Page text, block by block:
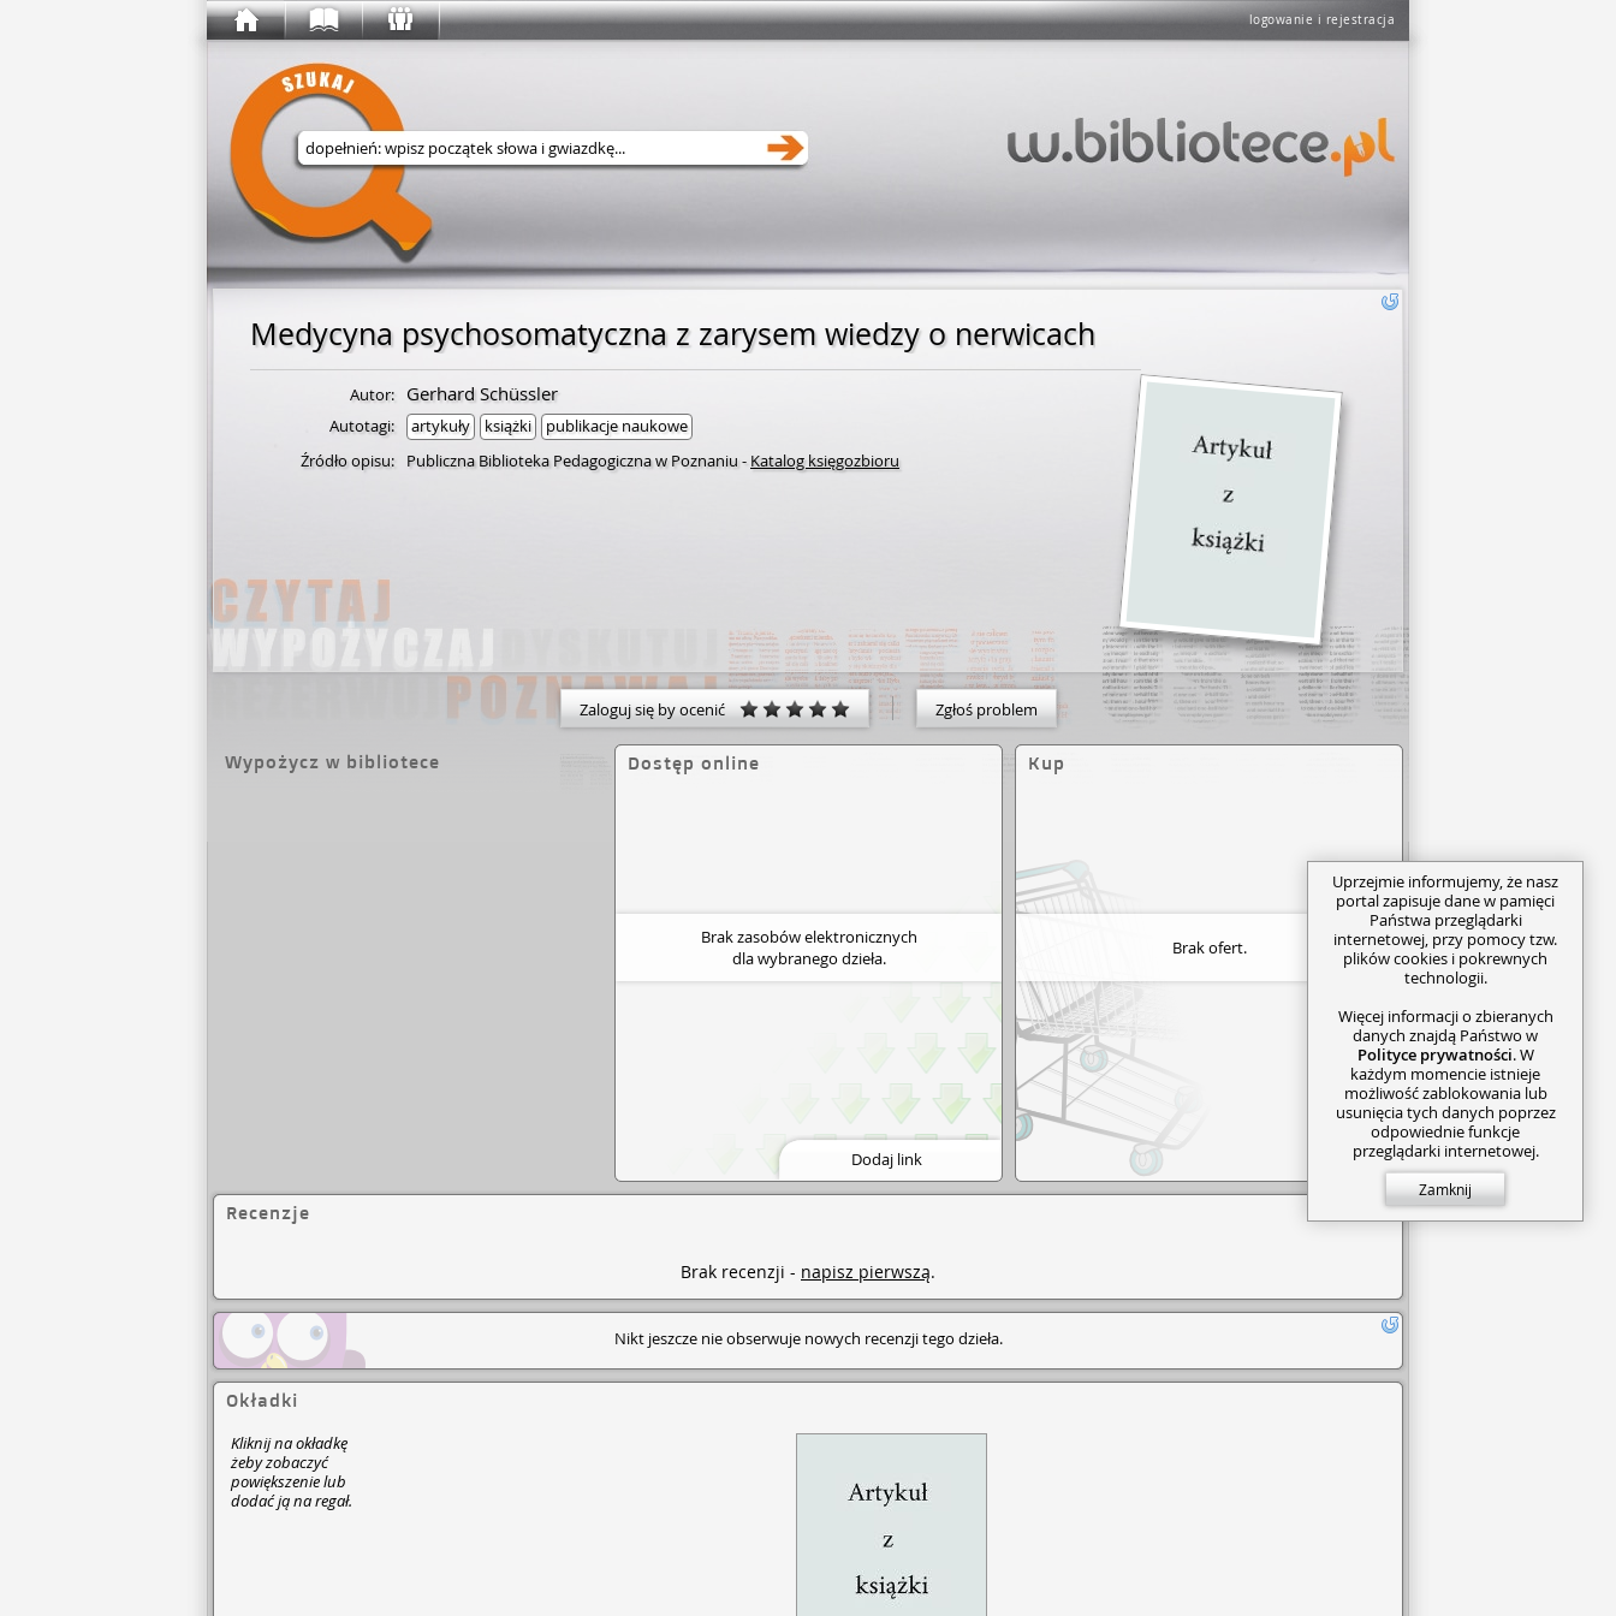
logowanie i rejestracja
Wyszukaj w serwisie
Medycyna psychosomatyczna z zarysem wiedzy o nerwicach
Autor: Gerhard Schüssler
Autotagi: artykuły książki
publikacje naukowe
Źródło opisu:
Publiczna Biblioteka Pedagogiczna w Poznaniu- Katalog księgozbioru
Zaloguj się by ocenić Zgłoś problem
Wypożycz w bibliotece Dostęp online
Brak zasobów elektronicznych
dla wybranego dzieła.
Dodaj link
Kup
Brak ofert.
Recenzje
Brak recenzji - napisz pierwszą.
Nikt jeszcze nie obserwuje nowych recenzji tego dzieła.
Okładki
Kliknij na okładkę
żeby zobaczyć
powiększenie lub
dodać ją na regał.
Uprzejmie informujemy, że nasz
portal zapisuje dane w pamięci
Państwa przeglądarki
internetowej, przy pomocy tzw.
plików cookies i pokrewnych
technologii.
Więcej informacji o zbieranych
danych znajdą Państwo w
Polityce prywatności. W
każdym momencie istnieje
możliwość zablokowania lub
usunięcia tych danych poprzez
odpowiednie funkcje
przeglądarki internetowej.
Zamknij